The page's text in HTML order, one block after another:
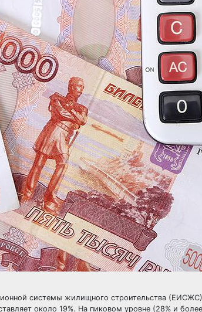
системы жилищного строительства
около 19%. На пиковом уровне (28% и